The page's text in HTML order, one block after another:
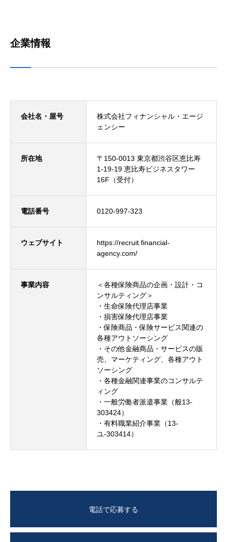
企業情報
会社名・屋号
株式会社フィナンシャル・エージ
ェンシー
所在地
〒150-0013 東京都渋谷区恵比寿
1-19-19 恵比寿ビジネスタワー
16F（受付）
電話番号 0120-997-323
ウェブサイト
https://recruit.financial-
agency.com/
事業内容
＜各種保険商品の企画・設計・コ
ンサルティング＞
・生命保険代理店事業
・損害保険代理店事業
・保険商品・保険サービス関連の
各種アウトソーシング
・その他金融商品・サービスの販
売、マーケティング、各種アウト
ソーシング
・各種金融関連事業のコンサルテ
ィング
・一般労働者派遣事業（般13-
303424）
・有料職業紹介事業（13-
ユ-303414）
電話で応募する